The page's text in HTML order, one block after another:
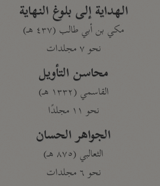
الهداية إلى بلوغ النهاية
مكي بن أبي طالب (٤٣٧ هـ)
نحو ٧ مجلدات
محاسن التأويل
القاسمي (١٣٣٢ هـ)
نحو ١١ مجلدًا
الجواهر الحسان
الثعالبي (٨٧٥ هـ)
نحو ٦ مجلدات